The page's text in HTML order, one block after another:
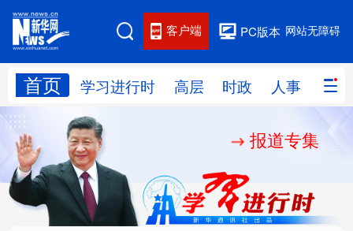
网站无障碍
PC版本
客户端
首页 学习进行时 高层 时政 人事 国际
网站地图
学习进行时 人事
国际 财经 网评
思客智库 全球连线 教育
报道专集